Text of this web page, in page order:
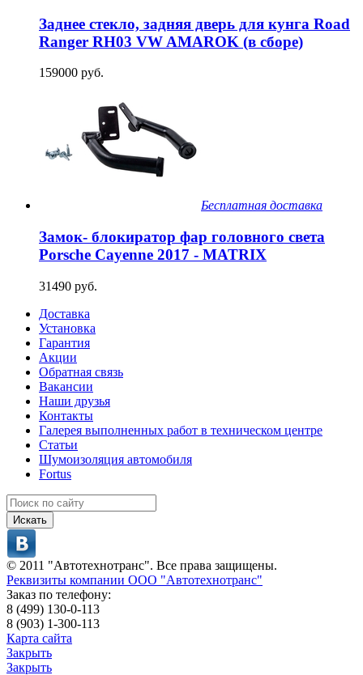
Заднее стекло, задняя дверь для кунга Road
Ranger RH03 VW AMAROK (в сборе)
159000 руб.
Бесплатная доставка
Замок- блокиратор фар головного света
Porsche Cayenne 2017 - MATRIX
31490 руб.
Доставка
Установка
Гарантия
Акции
Обратная связь
Вакансии
Наши друзья
Контакты
Галерея выполненных работ в техническом центре
Статьи
Шумоизоляция автомобиля
Fortus
Искать
© 2011 "Автотехнотранс". Все права защищены.
Реквизиты компании ООО "Автотехнотранс"
Заказ по телефону:
8 (499) 130-0-113
8 (903) 1-300-113
Карта сайта
Закрыть
Закрыть